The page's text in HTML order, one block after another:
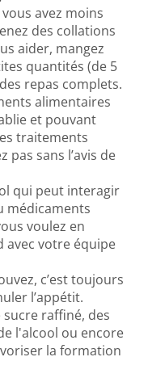
avez moins
des collations
aider, mangez
quantités (de 5
repas complets.
alimentaires
et pouvant
traitements
pas sans l’avis de
qui peut interagir
médicaments
voulez en
avec votre équipe
c’est toujours
l’appétit.
raffiné, des
l'alcool ou encore
la formation